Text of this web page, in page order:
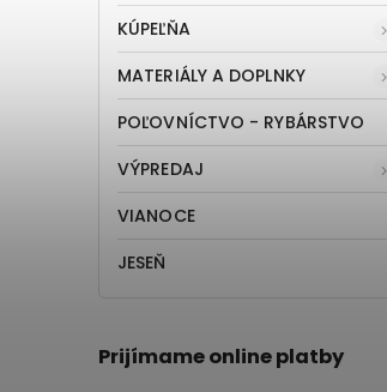
KÚPEĽŇA
MATERIÁLY A DOPLNKY
POĽOVNÍCTVO - RYBÁRSTVO
VÝPREDAJ
VIANOCE
JESEŇ
Prijímame online platby